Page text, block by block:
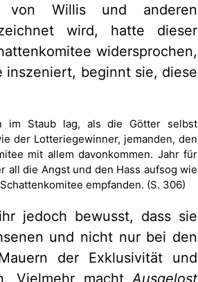
von Willis und anderen
wird, hatte dieser
widersprochen,
inszeniert, beginnt sie, diese
im Staub lag, als die Götter selbst
der Lotteriegewinner, jemanden, den
mit allem davonkommen. Jahr für
all die Angst und den Hass aufsog wie
empfanden. (S. 306)
jedoch bewusst, dass sie
und nicht nur bei den
der Exklusivität und